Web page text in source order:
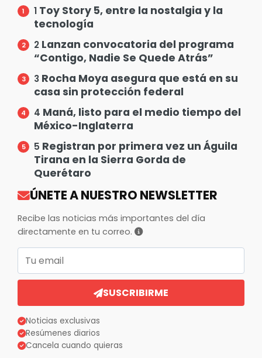
1 Toy Story 5, entre la nostalgia y la
tecnología
2 Lanzan convocatoria del programa
“Contigo, Nadie Se Quede Atrás”
3 Rocha Moya asegura que está en su
casa sin protección federal
4 Maná, listo para el medio tiempo del
México-Inglaterra
5 Registran por primera vez un Águila
Tirana en la Sierra Gorda de
Querétaro
ÚNETE A NUESTRO NEWSLETTER
Recibe las noticias más importantes del día
directamente en tu correo.
Correo electrónico
SUSCRIBIRME
Noticias exclusivas
Resúmenes diarios
Cancela cuando quieras